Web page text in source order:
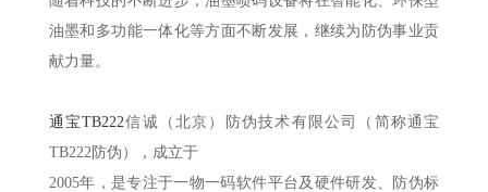
油墨和多功能一体化等方面不断发展，继续为防伪事业贡
献力量。
通宝TB222信诚（北京）防伪技术有限公司（简称通宝
TB222防伪），成立于
2005年，是专注于一物一码软件平台及硬件研发、防伪标